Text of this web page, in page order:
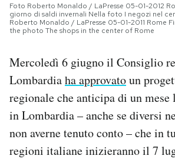
I MIEI PREFERITI
SHOP
CALENDARIO
AREA PERSONALE
Foto Roberto Monaldo / LaPresse 05-01-2012
giorno di saldi invernali Nella foto I negozi nel
Roberto Monaldo / LaPresse 05-01-2011 Rome
the photo The shops in the center of Rome
Mercoledì 6 giugno il Consiglio
Lombardiaha approvatoun
regionale che anticipa di un
in Lombardia – anche se diversi
non averne tenuto conto – che in
regioni italiane inizieranno il 7